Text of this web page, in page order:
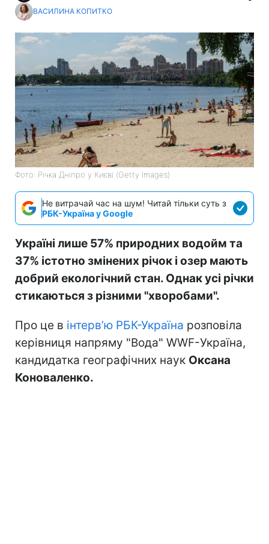
ВАСИЛИНА КОПИТКО
Фото: Річка Дніпро у Києві (Getty Images)
Не витрачай час на шум! Читай тільки суть з
РБК-Україна у Google
Україні лише 57% природних водойм та
37% істотно змінених річок і озер мають
добрий екологічний стан. Однак усі річки
стикаються з різними "хворобами".
Про це в інтерв’ю РБК-Україна розповіла
керівниця напряму "Вода" WWF-Україна,
кандидатка географічних наук Оксана
Коноваленко.